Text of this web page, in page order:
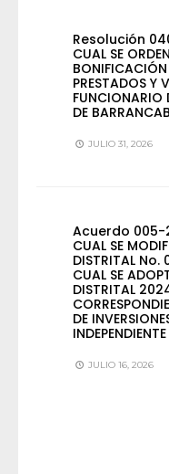
Resolución
CUAL SE
PRESTADOS Y
FUNCIONARIO
DE
JULIO 31, 2026
Acuerdo 005-
CUAL SE
DISTRITAL No.
CUAL SE
DISTRITAL
DE
JULIO 16, 2026